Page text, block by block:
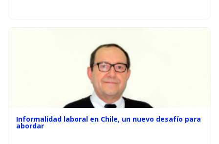
Informalidad laboral en Chile, un nuevo desafío para
abordar